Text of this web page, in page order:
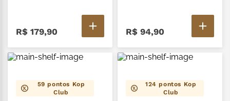
R$ 179,90 R$ 94,90
59 pontos Kop
Club
124 pontos Kop
Club